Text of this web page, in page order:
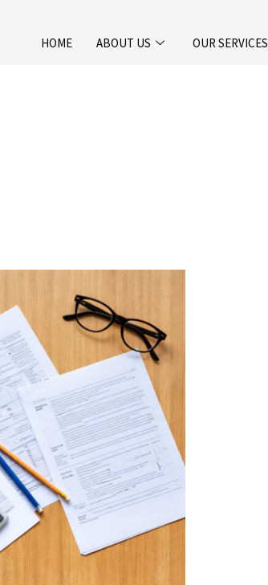
HOME ABOUT US OUR SERVICES